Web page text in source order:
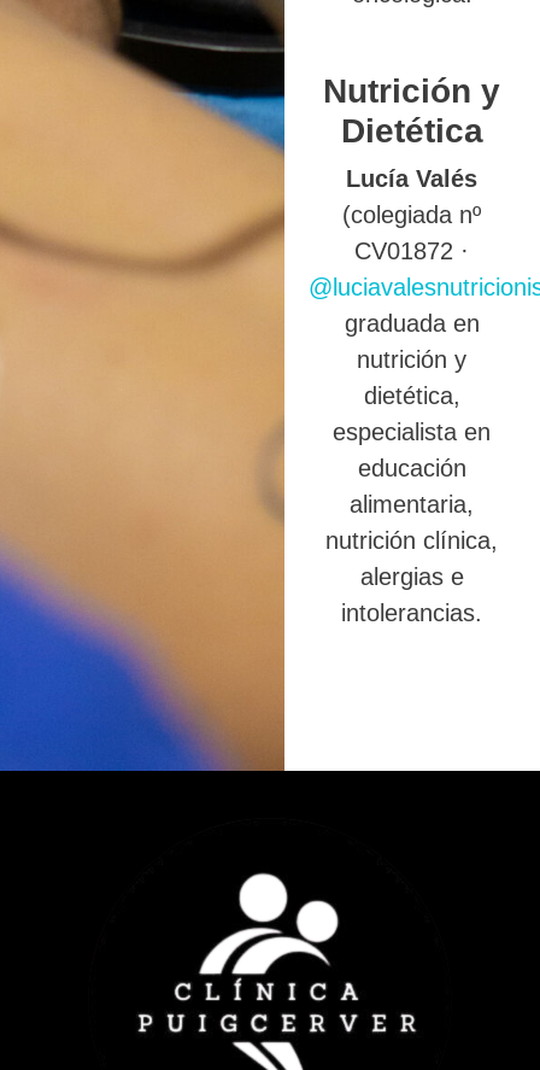
Nutrición y
Dietética
Lucía Valés
(colegiada nº
CV01872 ·
graduada en
nutrición y
dietética,
especialista en
educación
alimentaria,
nutrición clínica,
alergias e
intolerancias.